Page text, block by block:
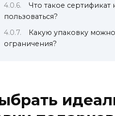
Что такое
пользоваться?
Какую упаковку
ограничения?